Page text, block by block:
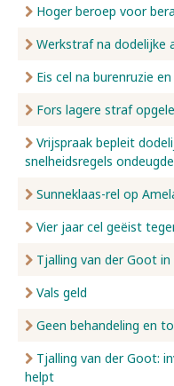
Hoger beroep voor
Werkstraf na dodelijke
Eis cel na burenruzie
Fors lagere straf
Vrijspraak bepleit
snelheidsregels
Sunneklaas-rel op
Vier jaar cel geëist
Tjalling van der Goot
Vals geld
Geen behandeling en
Tjalling van der Goot:
helpt